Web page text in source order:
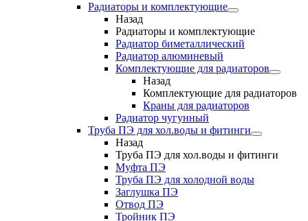
Радиаторы и комплектующие
Назад
Радиаторы и комплектующие
Радиатор биметаллический
Радиатор алюминевый
Комплектующие для радиаторов
Назад
Комплектующие для радиаторов
Краны для радиаторов
Радиатор чугунный
Труба ПЭ для хол.воды и фитинги
Назад
Труба ПЭ для хол.воды и фитинги
Муфта ПЭ
Труба ПЭ для холодной воды
Заглушка ПЭ
Отвод ПЭ
Тройник ПЭ